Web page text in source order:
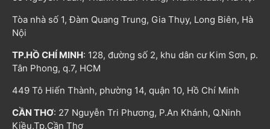
Tòa nhà số 1, Đàm Quang Trung, Gia Thụy, Long Biên, Hà
Nội
TP.HỒ CHÍ MINH: 128, đường số 2, khu dân cư Kim Sơn, p.
Tân Phong, q.7, HCM
449 Tô Hiến Thành, phường 14, quận 10, Hồ Chí Minh
CẦN THƠ: 27 Nguyễn Tri Phương, P.An Khánh, Q.Ninh
Kiều,Tp.Cần Thơ